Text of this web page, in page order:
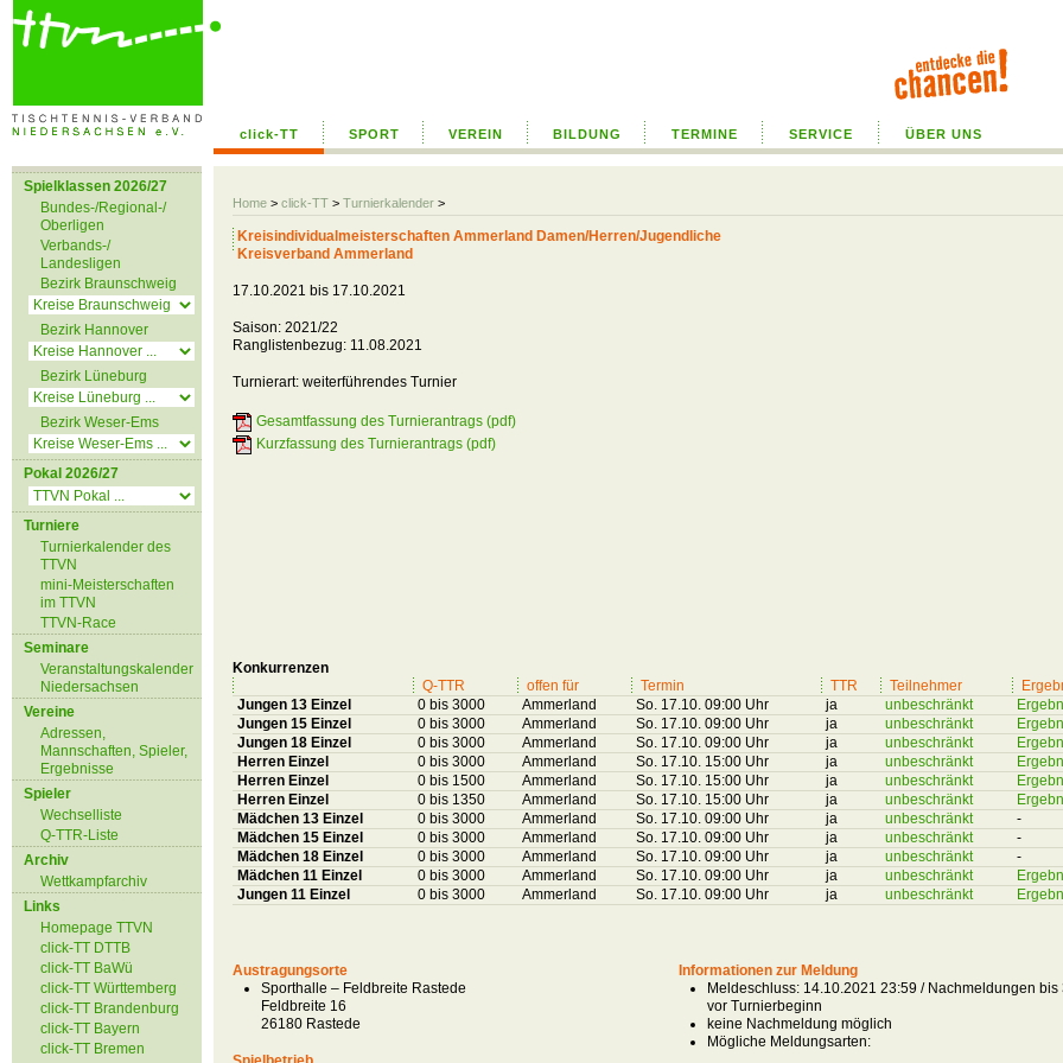
click-TT SPORT VEREIN BILDUNG TERMINE SERVICE ÜBER UNS
Home > click-TT > Turnierkalender >
Spielklassen 2026/27
Bundes-/Regional-/
Oberligen
Verbands-/
Landesligen
Bezirk Braunschweig
Bezirk Hannover
Bezirk Lüneburg
Bezirk Weser-Ems
Pokal 2026/27
Turniere
Turnierkalender des
TTVN
mini-Meisterschaften
im TTVN
TTVN-Race
Seminare
Veranstaltungskalender
Niedersachsen
Vereine
Adressen,
Mannschaften, Spieler,
Ergebnisse
Spieler
Wechselliste
Q-TTR-Liste
Archiv
Wettkampfarchiv
Links
Homepage TTVN
click-TT DTTB
click-TT BaWü
click-TT Württemberg
click-TT Brandenburg
click-TT Bayern
click-TT Bremen
Kreisindividualmeisterschaften Ammerland Damen/Herren/Jugendliche
Kreisverband Ammerland
17.10.2021 bis 17.10.2021
Saison: 2021/22
Ranglistenbezug: 11.08.2021
Turnierart: weiterführendes Turnier
Gesamtfassung des Turnierantrags (pdf)
Kurzfassung des Turnierantrags (pdf)
Konkurrenzen
Q-TTR
offen für Termin TTR Teilnehmer
Jungen 13 Einzel
0 bis 3000 Ammerland So. 17.10. 09:00 Uhr ja unbeschränkt
Jungen 15 Einzel
0 bis 3000 Ammerland So. 17.10. 09:00 Uhr ja unbeschränkt
Jungen 18 Einzel
0 bis 3000 Ammerland So. 17.10. 09:00 Uhr ja unbeschränkt
Herren Einzel
0 bis 3000 Ammerland So. 17.10. 15:00 Uhr ja unbeschränkt
Herren Einzel
0 bis 1500 Ammerland So. 17.10. 15:00 Uhr ja unbeschränkt
Herren Einzel
0 bis 1350 Ammerland So. 17.10. 15:00 Uhr ja unbeschränkt
Mädchen 13 Einzel
0 bis 3000 Ammerland So. 17.10. 09:00 Uhr ja unbeschränkt
-
Mädchen 15 Einzel
0 bis 3000 Ammerland So. 17.10. 09:00 Uhr ja unbeschränkt
-
Mädchen 18 Einzel
0 bis 3000 Ammerland So. 17.10. 09:00 Uhr ja unbeschränkt
-
Mädchen 11 Einzel
0 bis 3000 Ammerland So. 17.10. 09:00 Uhr ja unbeschränkt
Jungen 11 Einzel
0 bis 3000 Ammerland So. 17.10. 09:00 Uhr ja unbeschränkt
Austragungsorte
Sporthalle – Feldbreite Rastede
Feldbreite 16
26180 Rastede
Informationen zur Meldung
Meldeschluss: 14.10.2021 23:59 / Nachmeldungen bis
vor Turnierbeginn
keine Nachmeldung möglich
Mögliche Meldungsarten: